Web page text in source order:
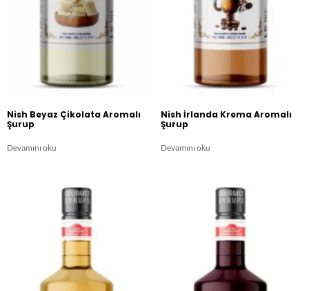
Nish Beyaz Çikolata Aromalı
Şurup
Devamını oku
Nish İrlanda Krema Aromalı
Şurup
Devamını oku